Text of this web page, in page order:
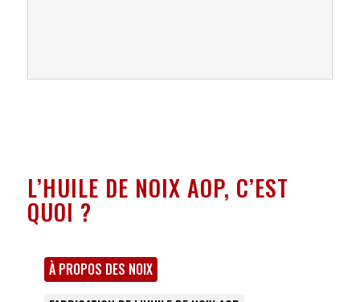
L’HUILE DE NOIX AOP, C’EST
QUOI ?
À PROPOS DES NOIX